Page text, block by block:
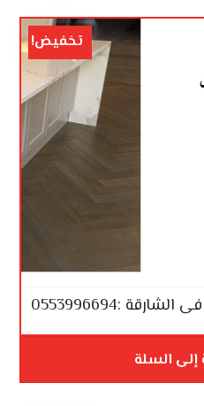
:0553996694
تخفيض!
إلى السلة